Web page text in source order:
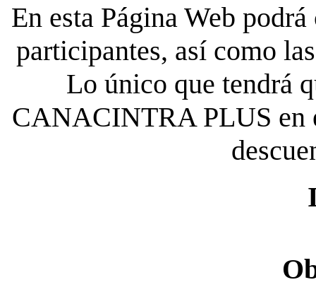
En esta Página Web
participantes, así como
Lo único que tendrá
CANACINTRA PLUS en